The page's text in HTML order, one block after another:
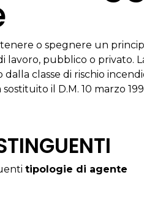
o spegnere un
lavoro, pubblico o privato.
classe di rischio
il D.M. 10 marzo
tipologie di agente